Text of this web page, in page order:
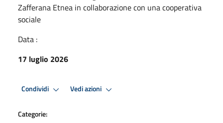
Zafferana Etnea in collaborazione con una cooperativa
sociale
Data :
17 luglio 2026
Condividi Vedi azioni
Categorie: